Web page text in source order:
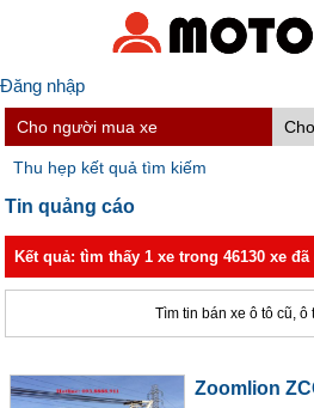
Đăng nhập
Cho người mua xe
Thu hẹp kết quả tìm kiếm
Tin quảng cáo
Kết quả: tìm thấy 1 xe trong 46130 xe
Tìm tin bán xe ô tô cũ, ô
Zoomlion